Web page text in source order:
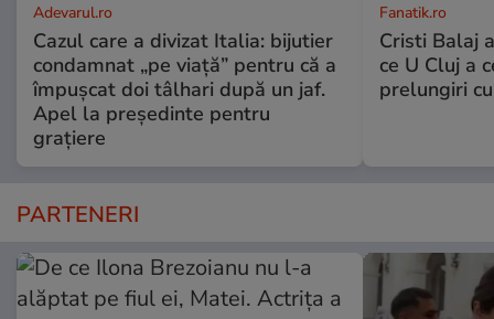
Adevarul.ro
Cazul care a divizat Italia: bijutier
condamnat „pe viață” pentru că a
împușcat doi tâlhari după un jaf.
Apel la președinte pentru
graţiere
Fanatik.ro
Cristi Balaj
ce U Cluj a
prelungiri
PARTENERI